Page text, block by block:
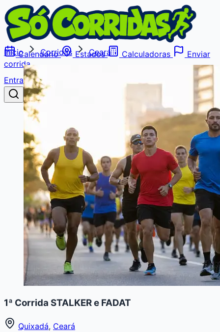
Calendário Estados Calculadoras
Enviar
corrida
Entrar
Início Corridas Ceará
1ª Corrida STALKER e FADAT
Quixadá, Ceará